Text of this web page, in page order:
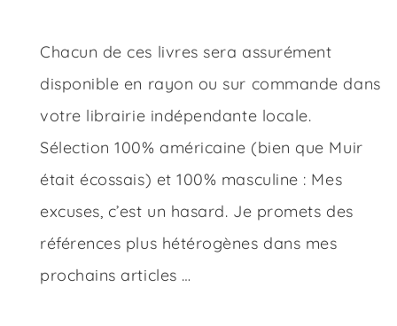
Chacun de ces livres sera assurément
disponible en rayon ou sur commande dans
votre librairie indépendante locale.
Sélection 100% américaine (bien que Muir
était écossais) et 100% masculine : Mes
excuses, c’est un hasard. Je promets des
références plus hétérogènes dans mes
prochains articles …